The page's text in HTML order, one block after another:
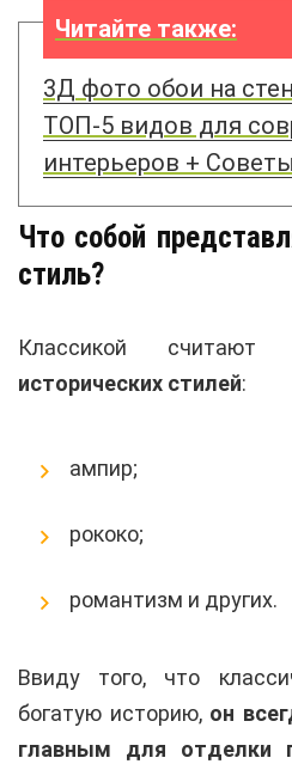
Читайте также:
3Д фото обои на
ТОП-5 видов для
интерьеров +
Что собой
стиль?
Классикой считают
исторических стилей:
ампир;
рококо;
романтизм и других.
Ввиду того, что
богатую историю, он
главным для отделки